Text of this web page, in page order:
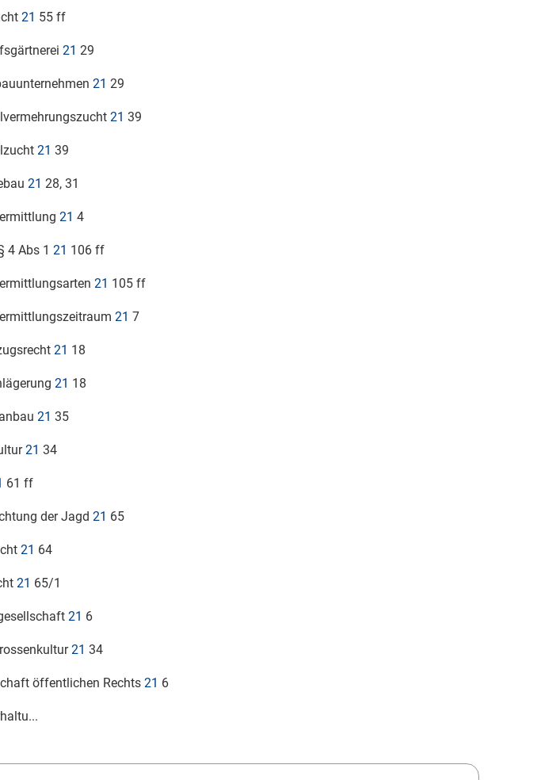
21 55 ff
21 29
21 29
21 39
21 39
21 28, 31
21 4
4 Abs 1 21 106 ff
21 105 ff
21 7
21 18
21 18
21 35
21 34
61 ff
der Jagd 21 65
21 64
21 65/1
21 6
21 34
öffentlichen Rechts 21 6